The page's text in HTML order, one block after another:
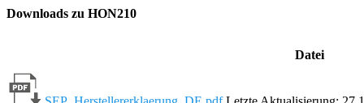
Downloads zu HON210
Datei